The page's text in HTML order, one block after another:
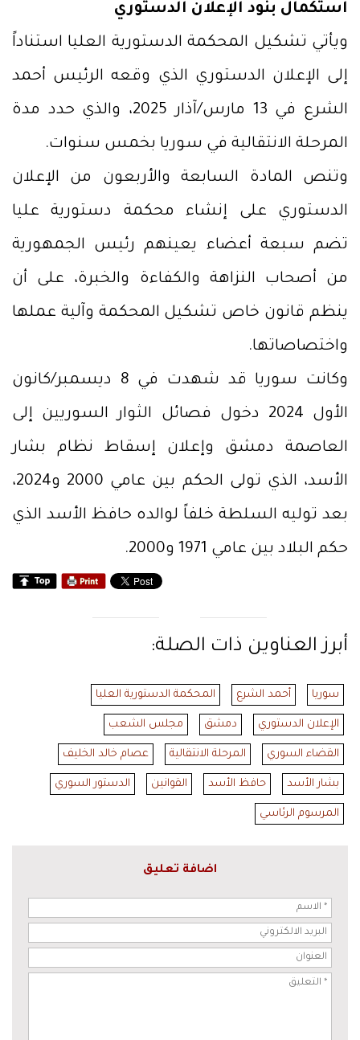
استكمال بنود الإعلان الدستوري
ويأتي تشكيل المحكمة الدستورية العليا استناداً
إلى الإعلان الدستوري الذي وقعه الرئيس أحمد
الشرع في 13 مارس/آذار 2025، والذي حدد مدة
المرحلة الانتقالية في سوريا بخمس سنوات.
وتنص المادة السابعة والأربعون من الإعلان
الدستوري على إنشاء محكمة دستورية عليا
تضم سبعة أعضاء يعينهم رئيس الجمهورية
من أصحاب النزاهة والكفاءة والخبرة، على أن
ينظم قانون خاص تشكيل المحكمة وآلية عملها
واختصاصاتها.
وكانت سوريا قد شهدت في 8 ديسمبر/كانون
الأول 2024 دخول فصائل الثوار السوريين إلى
العاصمة دمشق وإعلان إسقاط نظام بشار
الأسد، الذي تولى الحكم بين عامي 2000 و2024،
بعد توليه السلطة خلفاً لوالده حافظ الأسد الذي
حكم البلاد بين عامي 1971 و2000.
أبرز العناوين ذات الصلة:
سوريا أحمد الشرع المحكمة الدستورية العليا
الإعلان الدستوري دمشق مجلس الشعب
القضاء السوري المرحلة الانتقالية عصام خالد الخليف
بشار الأسد حافظ الأسد القوانين الدستور السوري
المرسوم الرئاسي
اضافة تعليق